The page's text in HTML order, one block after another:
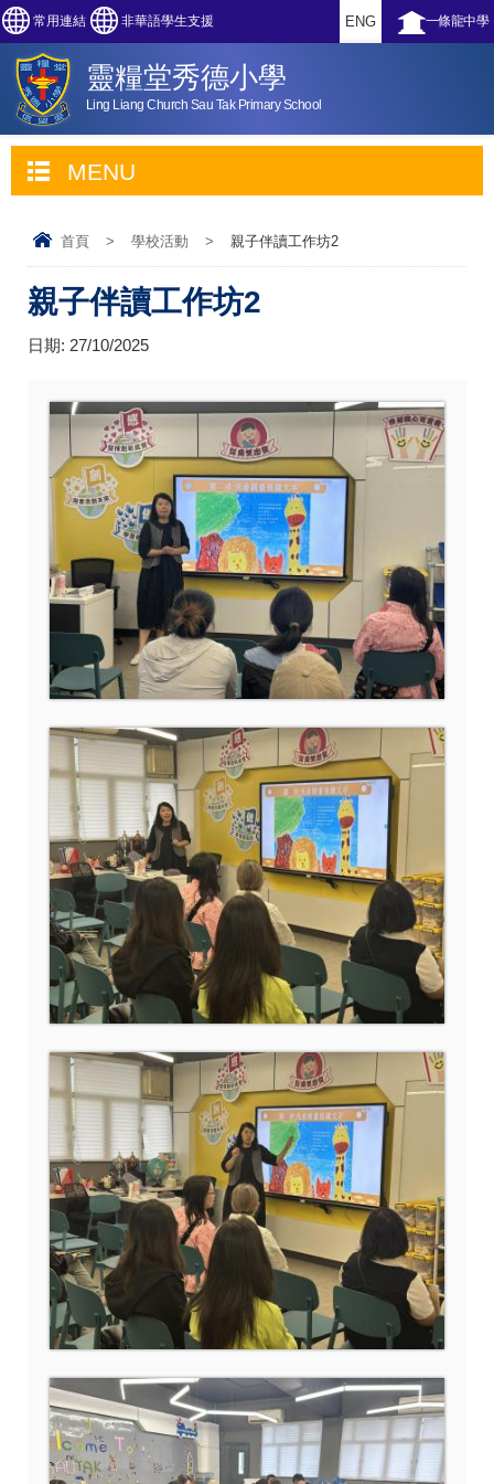
常用連結 非華語學生支援 一條龍中學
ENG
靈糧堂秀德小學
Ling Liang Church Sau Tak Primary School
MENU
首頁 > 學校活動 > 親子伴讀工作坊2
親子伴讀工作坊2
日期: 27/10/2025